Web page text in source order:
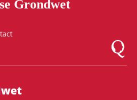
Grondwet
Logo